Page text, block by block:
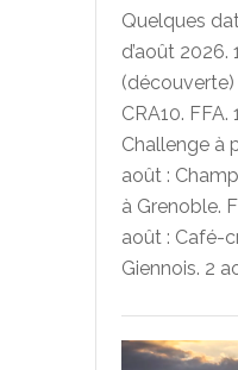
Quelques
d’août
CRA10.
Challenge à
août :
à Grenoble.
août : Café-
Giennois. 2